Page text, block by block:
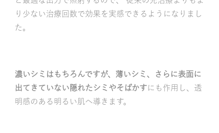
り少ない治療回数で効果を実感できるようになりまし
た。
濃いシミはもちろんですが、薄いシミ、さらに表面に
出てきていない隠れたシミやそばかすにも作用し、透
明感のある明るい肌へ導きます。